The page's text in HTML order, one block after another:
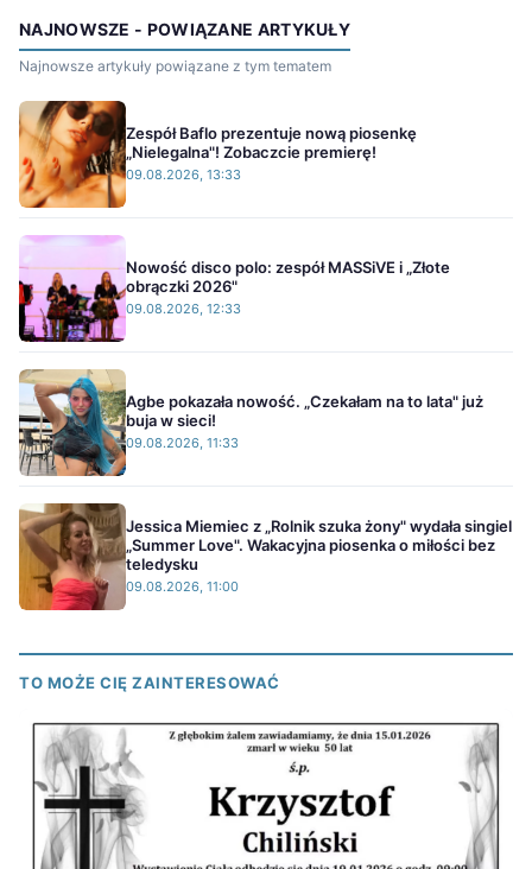
NAJNOWSZE - POWIĄZANE ARTYKUŁY
Najnowsze artykuły powiązane z tym tematem
Zespół Baflo prezentuje nową piosenkę
„Nielegalna"! Zobaczcie premierę!
09.08.2026, 13:33
Nowość disco polo: zespół MASSiVE i „Złote
obrączki 2026"
09.08.2026, 12:33
Agbe pokazała nowość. „Czekałam na to lata" już
buja w sieci!
09.08.2026, 11:33
Jessica Miemiec z „Rolnik szuka żony" wydała singiel
„Summer Love". Wakacyjna piosenka o miłości bez
teledysku
09.08.2026, 11:00
TO MOŻE CIĘ ZAINTERESOWAĆ